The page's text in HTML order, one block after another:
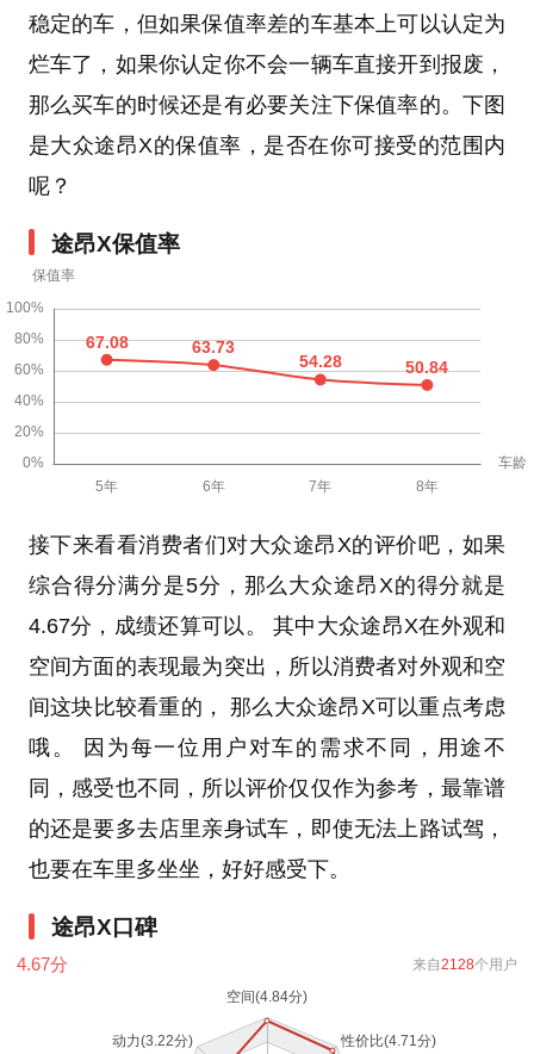
稳定的车，但如果保值率差的车基本上可以认定为
烂车了，如果你认定你不会一辆车直接开到报废，
那么买车的时候还是有必要关注下保值率的。下图
是大众途昂X的保值率，是否在你可接受的范围内
呢？
途昂X保值率
接下来看看消费者们对大众途昂X的评价吧，如果
综合得分满分是5分，那么大众途昂X的得分就是
4.67分，成绩还算可以。 其中大众途昂X在外观和
空间方面的表现最为突出，所以消费者对外观和空
间这块比较看重的， 那么大众途昂X可以重点考虑
哦。 因为每一位用户对车的需求不同，用途不
同，感受也不同，所以评价仅仅作为参考，最靠谱
的还是要多去店里亲身试车，即使无法上路试驾，
也要在车里多坐坐，好好感受下。
途昂X口碑
4.67分 来自2128个用户